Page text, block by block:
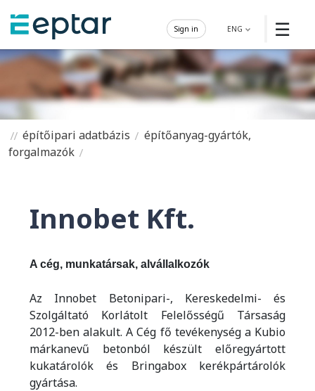
☰
ENG
Sign in
építőipari adatbázis
építőanyag-gyártók,
forgalmazók
Innobet Kft.
A cég, munkatársak, alvállalkozók
Az Innobet Betonipari-, Kereskedelmi- és
Szolgáltató Korlátolt Felelősségű Társaság
2012-ben alakult. A Cég fő tevékenység a Kubio
márkanevű betonból készült előregyártott
kukatárolók és Bringabox kerékpártárolók
gyártása.